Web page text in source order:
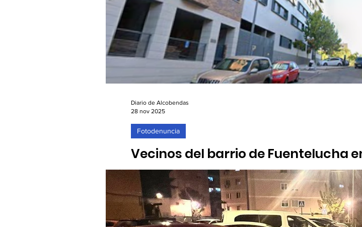
Vecinos del barrio de Fuentelucha
limpieza en las calles
28/11/2025. Un residente de la calle Sonrisa reclama al
Fotodenuncia
Diario de Alcobendas
28 nov 2025